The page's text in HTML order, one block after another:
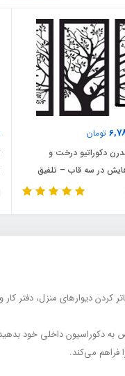
تومان
دکوراتیو درخت و
در سه قاب – تلفیق
و هنر در دکور منزل
کردن دیوارهای منزل،
به دکوراسیون داخلی خود
فراهم می‌کند.